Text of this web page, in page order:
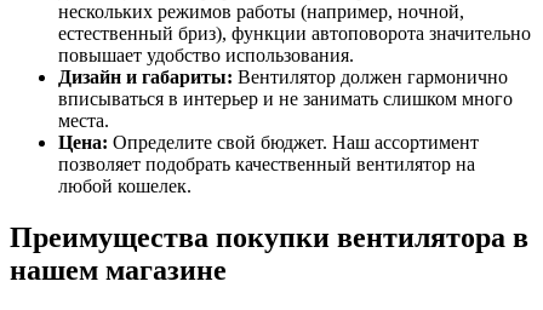
нескольких режимов работы (например, ночной,
естественный бриз), функции автоповорота значительно
повышает удобство использования.
Дизайн и габариты: Вентилятор должен гармонично
вписываться в интерьер и не занимать слишком много
места.
Цена: Определите свой бюджет. Наш ассортимент
позволяет подобрать качественный вентилятор на
любой кошелек.
Преимущества покупки вентилятора в
нашем магазине